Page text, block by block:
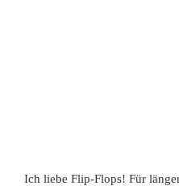
Ich liebe Flip-Flops! Für